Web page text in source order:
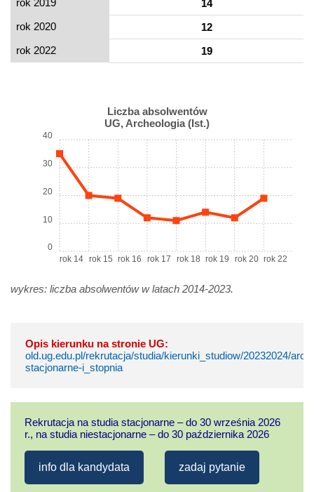
rok 2019
14
rok 2020
12
rok 2022
19
Liczba absolwentów
UG, Archeologia (Ist.)
rok 14 rok 15 rok 16 rok 17 rok 18 rok 19 rok 20 rok 22
0
10
20
30
40
wykres: liczba absolwentów w latach 2014-2023.
Opis kierunku na stronie UG:
old.ug.edu.pl/rekrutacja/studia/kierunki_studiow/20232024/
stacjonarne-i_stopnia
Rekrutacja na studia stacjonarne – do 30 września 2026
r., na studia niestacjonarne – do 30 października 2026
info dla kandydata zadaj pytanie